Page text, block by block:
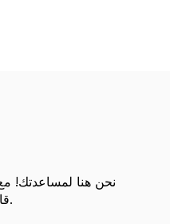
نحن هنا لمساعدتك!
قادرين على الرد على استفساراتك.